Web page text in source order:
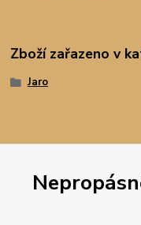
Zboží zařazeno v
Jaro